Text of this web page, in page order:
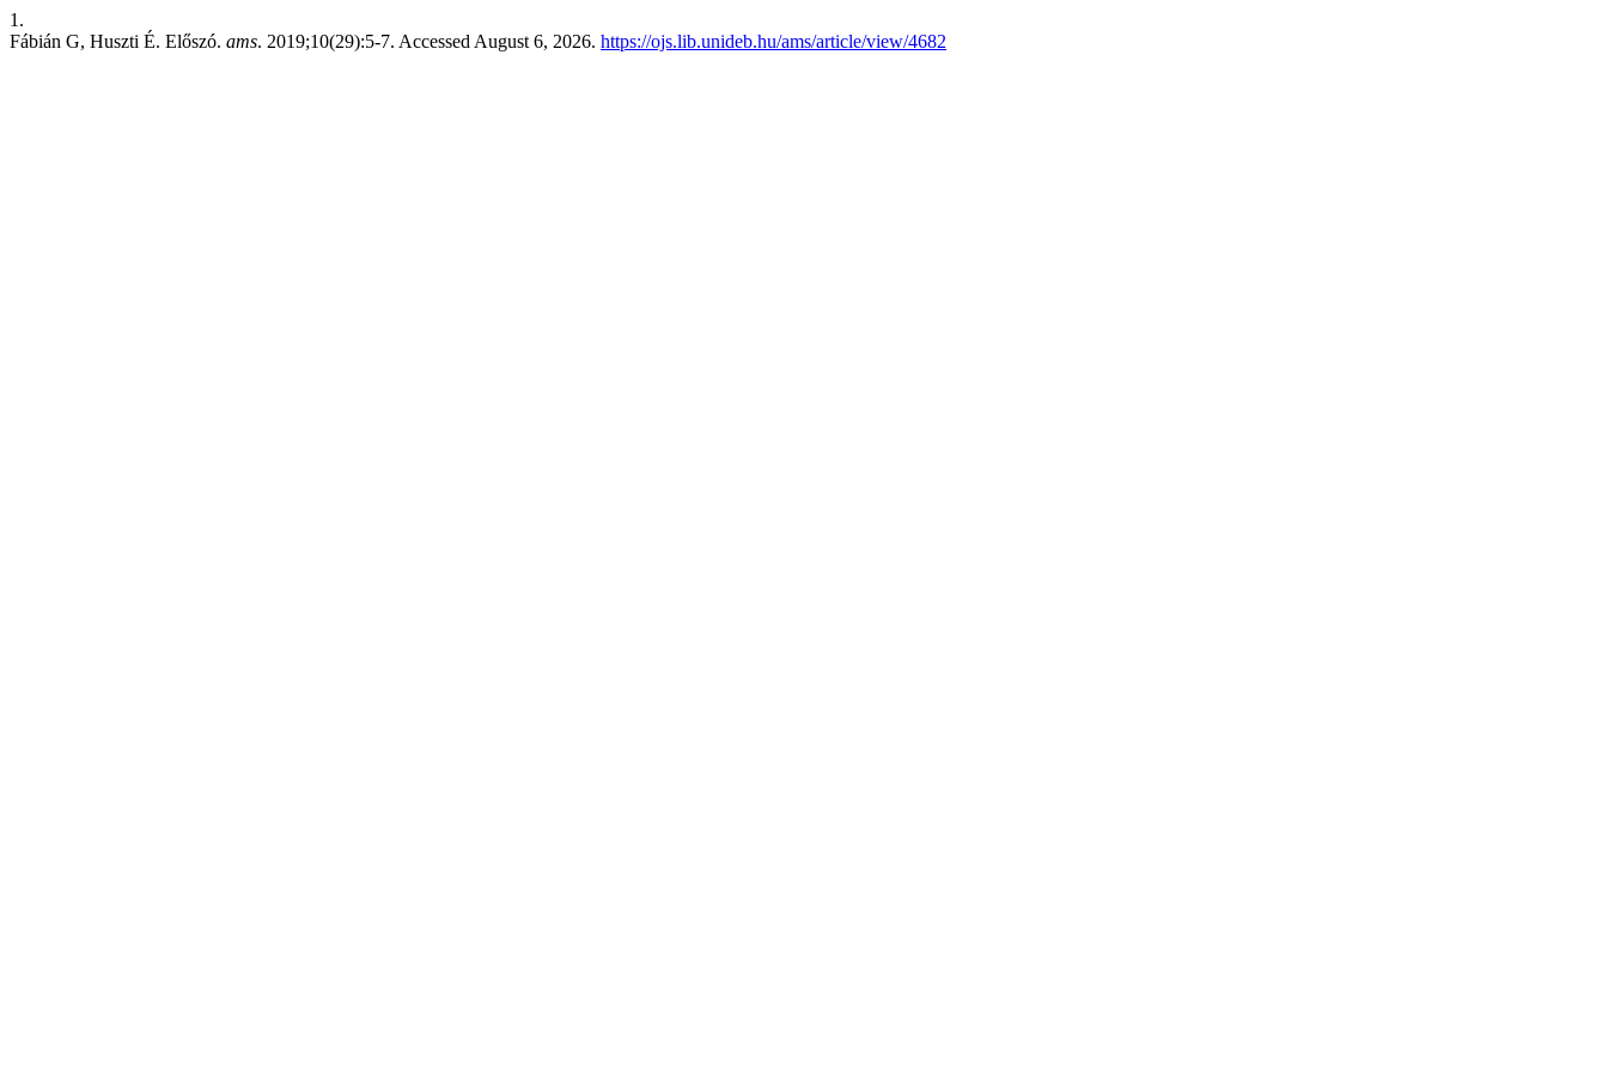
1.
Fábián G, Huszti É. Előszó. ams. 2019;10(29):5-7. Accessed August 6, 2026. https://ojs.lib.unideb.hu/ams/article/view/4682